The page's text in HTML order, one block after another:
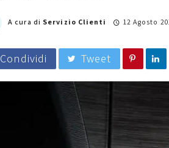
A cura di Servizio Clienti 12 Agosto
Condividi Tweet